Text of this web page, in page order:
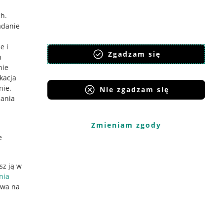
.
i
.
ją w
na
Zgadzam się
Nie zgadzam się
Zmieniam zgody